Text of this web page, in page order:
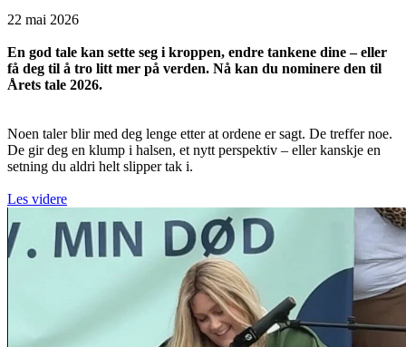
22 mai 2026
En god tale kan sette seg i kroppen, endre tankene dine – eller
få deg til å tro litt mer på verden. Nå kan du nominere den til
Årets tale 2026.
Noen taler blir med deg lenge etter at ordene er sagt. De treffer noe.
De gir deg en klump i halsen, et nytt perspektiv – eller kanskje en
setning du aldri helt slipper tak i.
Les videre